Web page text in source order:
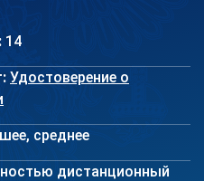
14
Удостоверение о
среднее
дистанционный